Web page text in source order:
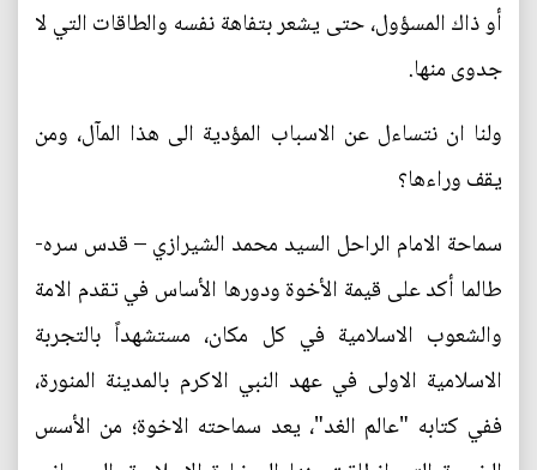
أو ذاك المسؤول، حتى يشعر بتفاهة نفسه والطاقات التي لا
جدوى منها.
ولنا ان نتساءل عن الاسباب المؤدية الى هذا المآل، ومن
يقف وراءها؟
سماحة الامام الراحل السيد محمد الشيرازي – قدس سره-
طالما أكد على قيمة الأخوة ودورها الأساس في تقدم الامة
والشعوب الاسلامية في كل مكان، مستشهداً بالتجربة
الاسلامية الاولى في عهد النبي الاكرم بالمدينة المنورة،
ففي كتابه "عالم الغد"، يعد سماحته الاخوة؛ من الأسس